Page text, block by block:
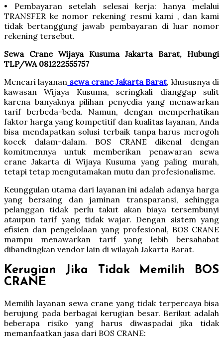
• Pembayaran setelah selesai kerja: hanya melalui
TRANSFER ke nomor rekening resmi kami , dan kami
tidak bertanggung jawab pembayaran di luar nomor
rekening tersebut.
Sewa Crane Wijaya Kusuma Jakarta Barat, Hubungi
TLP/WA 081222555757
Mencari layanan sewa crane Jakarta Barat, khususnya di
kawasan Wijaya Kusuma, seringkali dianggap sulit
karena banyaknya pilihan penyedia yang menawarkan
tarif berbeda-beda. Namun, dengan memperhatikan
faktor harga yang kompetitif dan kualitas layanan, Anda
bisa mendapatkan solusi terbaik tanpa harus merogoh
kocek dalam-dalam. BOS CRANE dikenal dengan
komitmennya untuk memberikan penawaran sewa
crane Jakarta di Wijaya Kusuma yang paling murah,
tetapi tetap mengutamakan mutu dan profesionalisme.
Keunggulan utama dari layanan ini adalah adanya harga
yang bersaing dan jaminan transparansi, sehingga
pelanggan tidak perlu takut akan biaya tersembunyi
ataupun tarif yang tidak wajar. Dengan sistem yang
efisien dan pengelolaan yang profesional, BOS CRANE
mampu menawarkan tarif yang lebih bersahabat
dibandingkan vendor lain di wilayah Jakarta Barat.
Kerugian Jika Tidak Memilih BOS
CRANE
Memilih layanan sewa crane yang tidak terpercaya bisa
berujung pada berbagai kerugian besar. Berikut adalah
beberapa risiko yang harus diwaspadai jika tidak
memanfaatkan jasa dari BOS CRANE: